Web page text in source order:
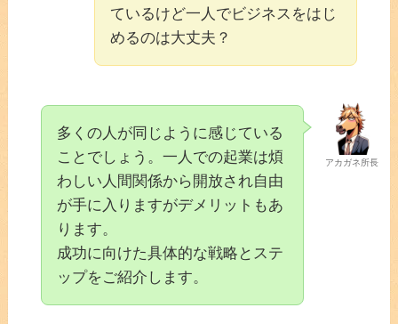
ているけど一人でビジネスをはじ
めるのは大丈夫？
アカガネ所長
多くの人が同じように感じている
ことでしょう。一人での起業は煩
わしい人間関係から開放され自由
が手に入りますがデメリットもあ
ります。
成功に向けた具体的な戦略とステ
ップをご紹介します。